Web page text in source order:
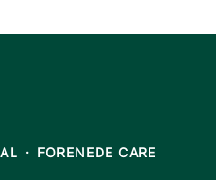
· FORENEDE CARE